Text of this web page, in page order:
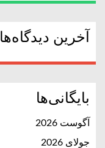
آخرین دیدگاه‌ها
بایگانی‌ها
آگوست 2026
جولای 2026